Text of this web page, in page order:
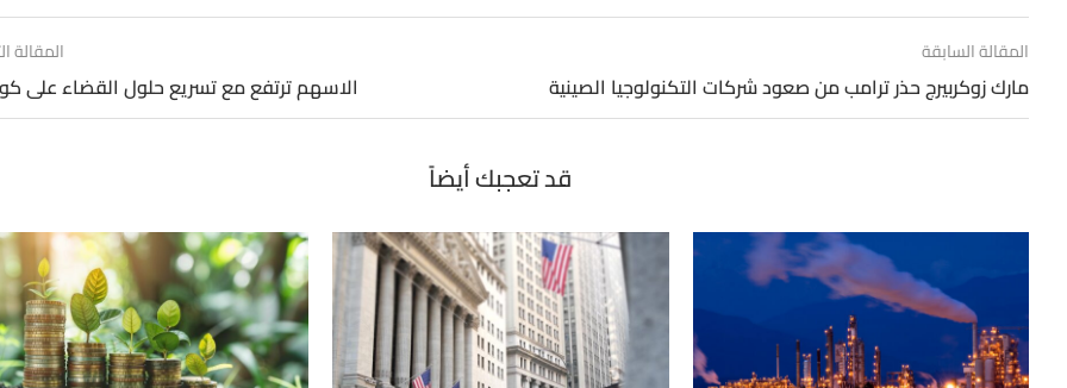
المقالة السابقة
مارك زوكربيرج حذر ترامب من صعود شركات التكنولوجيا الصينية
المقالة
الاسهم ترتفع مع تسريع حلول القضاء على
قد تعجبك أيضاً